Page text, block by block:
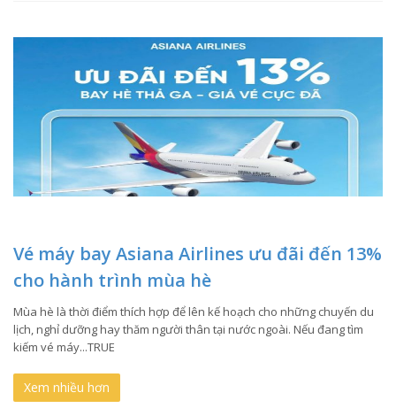
Vé máy bay Asiana Airlines ưu đãi đến 13%
cho hành trình mùa hè
Mùa hè là thời điểm thích hợp để lên kế hoạch cho những chuyến du
lịch, nghỉ dưỡng hay thăm người thân tại nước ngoài. Nếu đang tìm
kiếm vé máy...TRUE
Xem nhiều hơn